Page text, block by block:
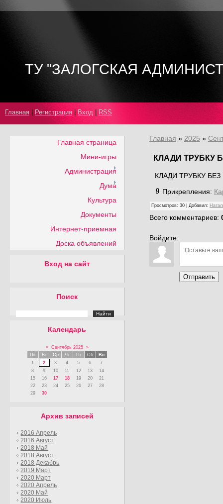
ТУ "ЗАЛОГСКАЯ
Главная Регистрация Вход RSS
Главная страница
Мини-игры
Администрация
Дума
Культура
Документы
Интернет-приемная
Доска объявлений
Вход на сайт
Поиск
Календарь
« Сентябрь 2025 »
Пн
Вт Ср Чт Пт Сб
Вс
1
2 3 4 5 6
7
8
9 10 11 12 13
14
15
16 17 18 19 20
21
22
23 24 25 26 27
28
29
30
Архив записей
2016 Апрель
2016 Август
2018 Май
2018 Август
2018 Декабрь
2019 Март
2020 Март
2020 Апрель
2020 Май
2020 Июль
Главная » 2025 »
КЛАДИ ТРУБКУ
КЛАДИ ТРУБКУ
Прикрепления:
Просмотров: 30 Добавил:
Всего комментариев:
Войдите:
Отправить